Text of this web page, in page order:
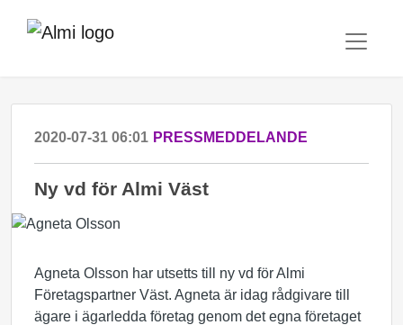
2020-07-31 06:01 PRESSMEDDELANDE
Ny vd för Almi Väst
Agneta Olsson har utsetts till ny vd för Almi
Företagspartner Väst. Agneta är idag rådgivare till
ägare i ägarledda företag genom det egna företaget